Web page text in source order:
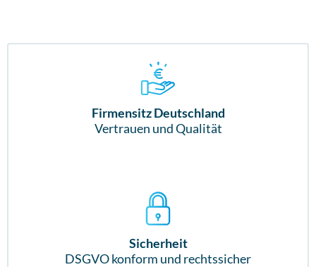
Firmensitz Deutschland
Vertrauen und Qualität
Sicherheit
DSGVO konform und rechtssicher